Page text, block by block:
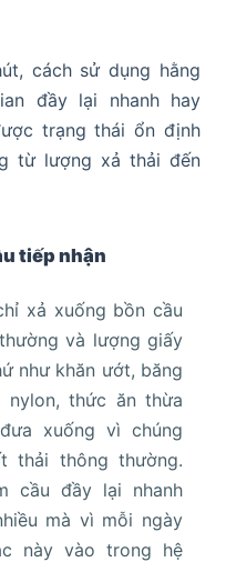
cách sử dụng hằng
đầy lại nhanh hay
trạng thái ổn định
từ lượng xả thải đến
tiếp nhận
xả xuống bồn cầu
và lượng giấy
như khăn ướt, băng
thức ăn thừa
xuống vì chúng
thải thông thường.
cầu đầy lại nhanh
mà vì mỗi ngày
này vào trong hệ